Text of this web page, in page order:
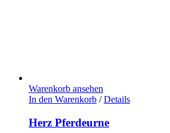
Warenkorb ansehen
In den Warenkorb / Details
Herz Pferdeurne